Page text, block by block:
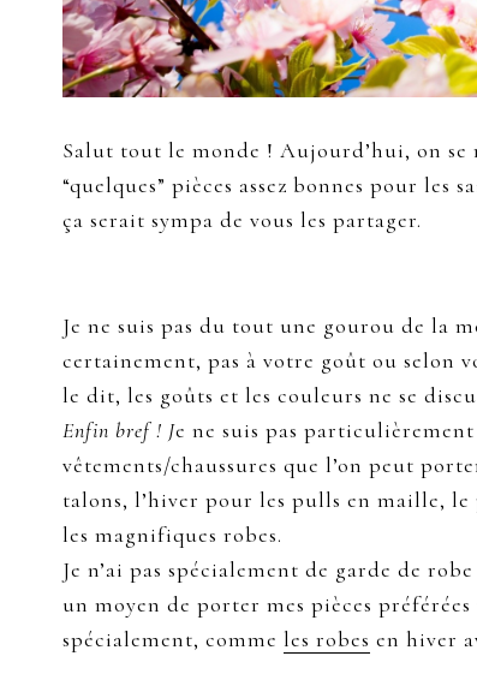
Salut tout le monde ! Aujourd’hui, on
“quelques” pièces assez bonnes pour
ça serait sympa de vous les partager.
Je ne suis pas du tout une gourou de la
certainement, pas à votre goût ou selon
le dit, les goûts et les couleurs ne se
Enfin bref ! Je ne suis pas
vêtements/chaussures que l’on peut
talons, l’hiver pour les pulls en maille,
les magnifiques robes.
Je n’ai pas spécialement de garde de
un moyen de porter mes pièces
spécialement, comme les robes en hiver